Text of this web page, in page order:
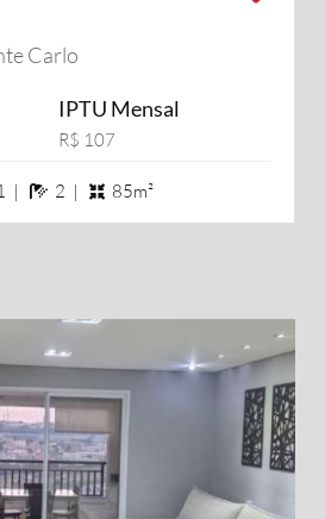
Carlo
IPTU Mensal
R$ 107
| 2 banheiros
2 | 85m²